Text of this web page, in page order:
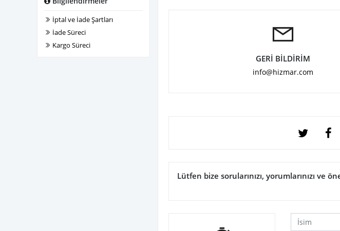
İptal ve İade Şartları
İade Süreci
Kargo Süreci
GERİ BİLDİRİM
info@hizmar.com
Lütfen bize sorularınızı, yorumlarınızı